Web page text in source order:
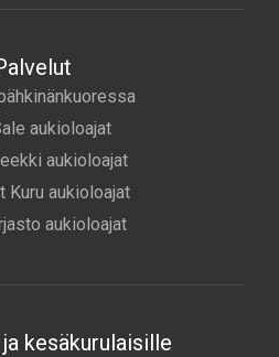
aukioloajat
aukioloajat
Kuru aukioloajat
aukioloajat
kesäkurulaisille